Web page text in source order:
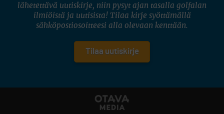
lähetettävä uutiskirje, niin pysyt ajan tasalla golfalan
ilmiöistä ja uutisista! Tilaa kirje syöttämällä
sähköpostiosoitteesi alla olevaan kenttään.
Tilaa uutiskirje